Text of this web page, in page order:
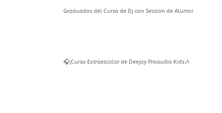
Graduados del Curso de Dj con Session de Alumni
🎧¡Curso Extraescolar de Deejay Proaudio Kids🎶